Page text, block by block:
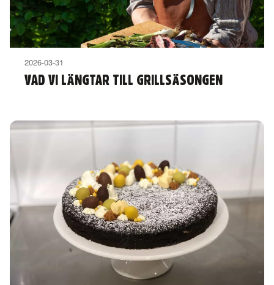
2026-03-31
VAD VI LÄNGTAR TILL GRILLSÄSONGEN